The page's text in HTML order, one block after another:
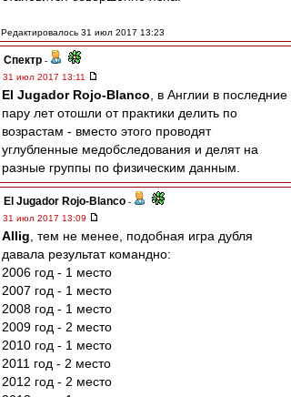
Редактировалось 31 июл 2017 13:23
Спектр -
31 июл 2017 13:11
El Jugador Rojo-Blanco , в Англии в последние
пару лет отошли от практики делить по
возрастам - вместо этого проводят
углубленные медобследования и делят на
разные группы по физическим данным.
El Jugador Rojo-Blanco -
31 июл 2017 13:09
Allig , тем не менее, подобная игра дубля
давала результат командно:
2006 год - 1 место
2007 год - 1 место
2008 год - 1 место
2009 год - 2 место
2010 год - 1 место
2011 год - 2 место
2012 год - 2 место